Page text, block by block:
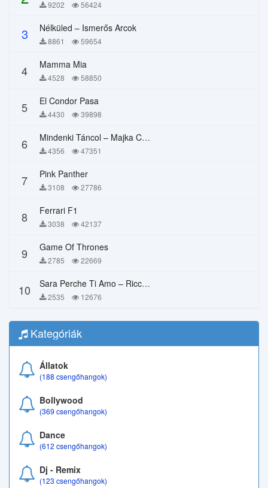
9202 56424
3 Nélküled – Ismerős Arcok
8861 59654
4 Mamma Mia
4528 58850
5 El Condor Pasa
4430 39898
6 Mindenki Táncol – Majka Curtis, Péter Majoros
4356 47351
7 Pink Panther
3108 27786
8 Ferrari F1
3038 42137
9 Game Of Thrones
2785 22669
10 Sara Perche Ti Amo – Ricchi E Poveri
2535 12676
Kategóriák
Állatok
(188 csengőhangok)
Bollywood
(369 csengőhangok)
Dance
(612 csengőhangok)
Dj - Remix
(123 csengőhangok)